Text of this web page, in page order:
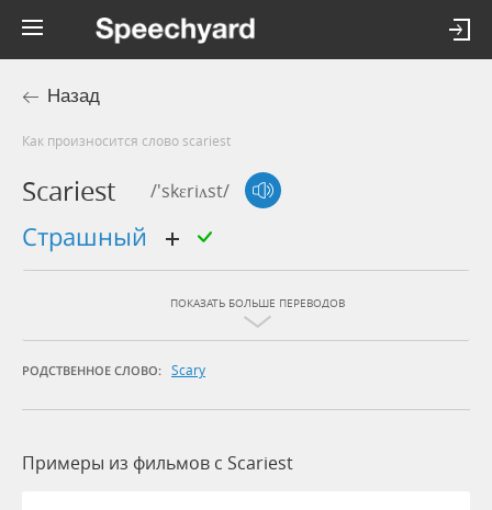
Назад
Как произносится слово scariest
Scariest /'skɛriʌst/
страшный
ПОКАЗАТЬ БОЛЬШЕ ПЕРЕВОДОВ
РОДСТВЕННОЕ СЛОВО: Scary
Примеры из фильмов c Scariest